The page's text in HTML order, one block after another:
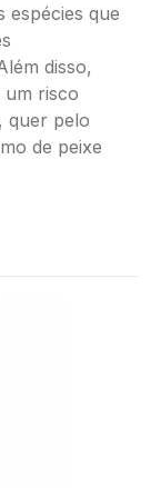
espécies que
disso,
um risco
quer pelo
de peixe